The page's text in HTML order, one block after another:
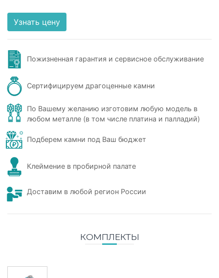
Узнать цену
Пожизненная гарантия и сервисное обслуживание
Сертифицируем драгоценные камни
По Вашему желанию изготовим любую модель в
любом металле (в том числе платина и палладий)
Подберем камни под Ваш бюджет
Клеймение в пробирной палате
Доставим в любой регион России
КОМПЛЕКТЫ